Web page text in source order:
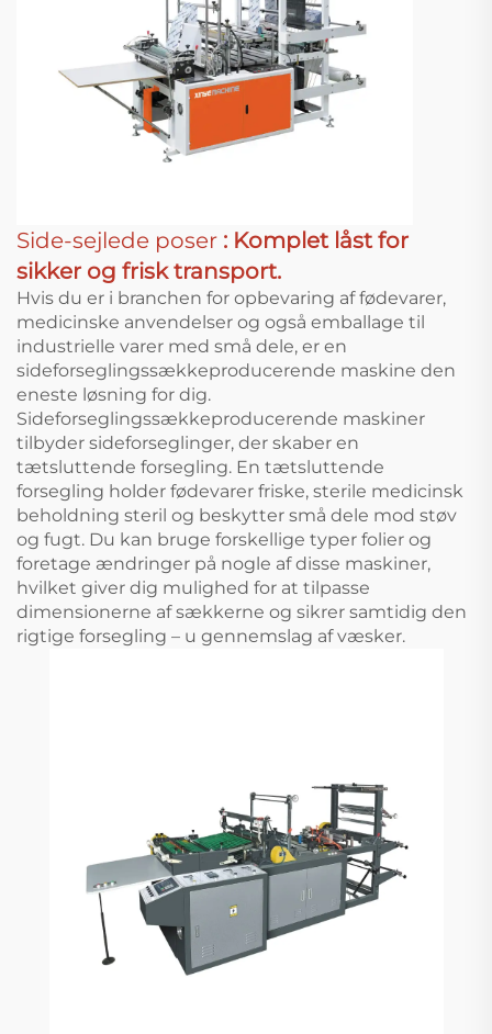
Side-sejlede poser : Komplet låst for
sikker og frisk transport.
Hvis du er i branchen for opbevaring af fødevarer,
medicinske anvendelser og også emballage til
industrielle varer med små dele, er en
sideforseglingssækkeproducerende maskine den
eneste løsning for dig.
Sideforseglingssækkeproducerende maskiner
tilbyder sideforseglinger, der skaber en
tætsluttende forsegling. En tætsluttende
forsegling holder fødevarer friske, sterile medicinsk
beholdning steril og beskytter små dele mod støv
og fugt. Du kan bruge forskellige typer folier og
foretage ændringer på nogle af disse maskiner,
hvilket giver dig mulighed for at tilpasse
dimensionerne af sækkerne og sikrer samtidig den
rigtige forsegling – u gennemslag af væsker.